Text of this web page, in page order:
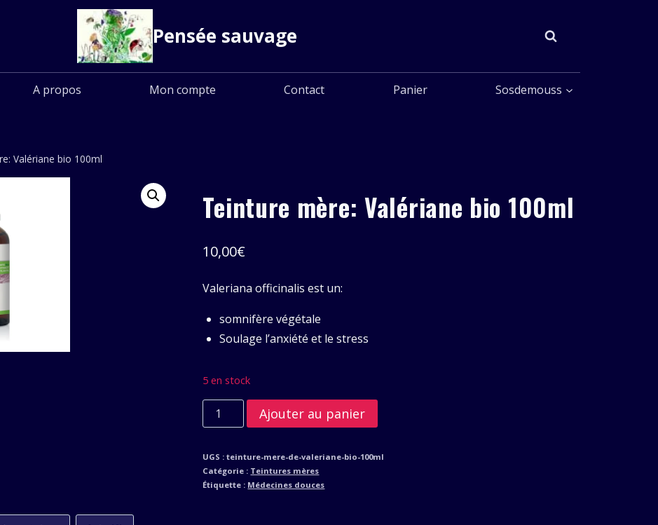
Pensée sauvage
A propos Mon compte Contact Panier Sosdemouss
Valériane bio 100ml
Teinture mère: Valériane bio 100ml
10,00€
Valeriana officinalis est un:
somnifère végétale
Soulage l’anxiété et le stress
5 en stock
quantité
de
mère:
Valériane
Ajouter au panier
UGS :teinture-mere-de-valeriane-bio-100ml
Catégorie : Teintures mères
Étiquette : Médecines douces